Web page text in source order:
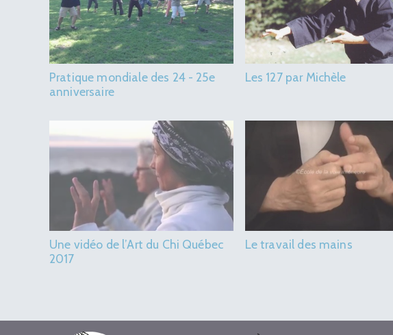
Pratique mondiale des 24 - 25e
anniversaire
Les 127 par Michèle
Une vidéo de l’Art du Chi Québec
2017
Le travail des mains